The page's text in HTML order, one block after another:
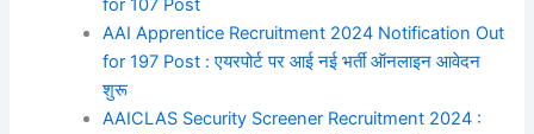
AAI Apprentice Recruitment 2024 Notification Out
for 197 Post : एयरपोर्ट पर आई नई भर्ती ऑनलाइन आवेदन
शुरू
AAICLAS Security Screener Recruitment 2024 :